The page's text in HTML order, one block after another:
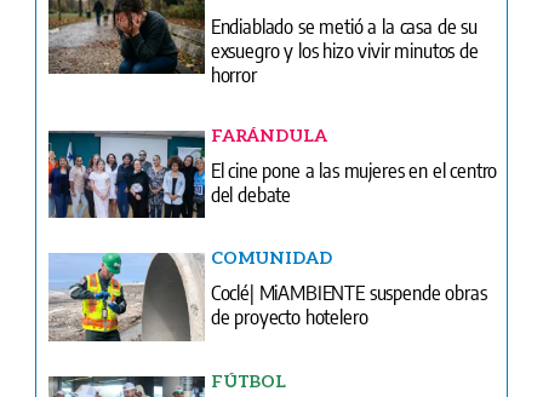
Endiablado se metió a la casa de su
exsuegro y los hizo vivir minutos de
horror
FARÁNDULA
El cine pone a las mujeres en el centro
del debate
COMUNIDAD
Coclé| MiAMBIENTE suspende obras
de proyecto hotelero
FÚTBOL